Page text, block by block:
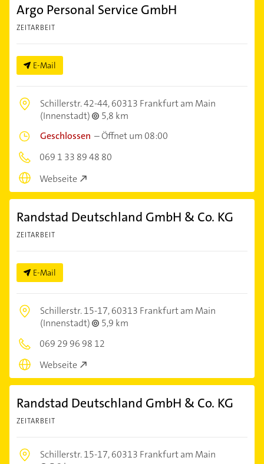
Argo Personal Service GmbH
ZEITARBEIT
E-Mail
Schillerstr. 42-44,60313 Frankfurt am Main
(Innenstadt)
5,8 km
Geschlossen –Öffnet um 08:00
069 1 33 89 48 80
Webseite
Randstad Deutschland GmbH & Co. KG
ZEITARBEIT
E-Mail
Schillerstr. 15-17,60313 Frankfurt am Main
(Innenstadt)
5,9 km
069 29 96 98 12
Webseite
Randstad Deutschland GmbH & Co. KG
ZEITARBEIT
Schillerstr. 15-17,60313 Frankfurt am Main